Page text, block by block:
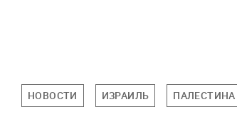
НОВОСТИ ИЗРАИЛЬ ПАЛЕСТИНА